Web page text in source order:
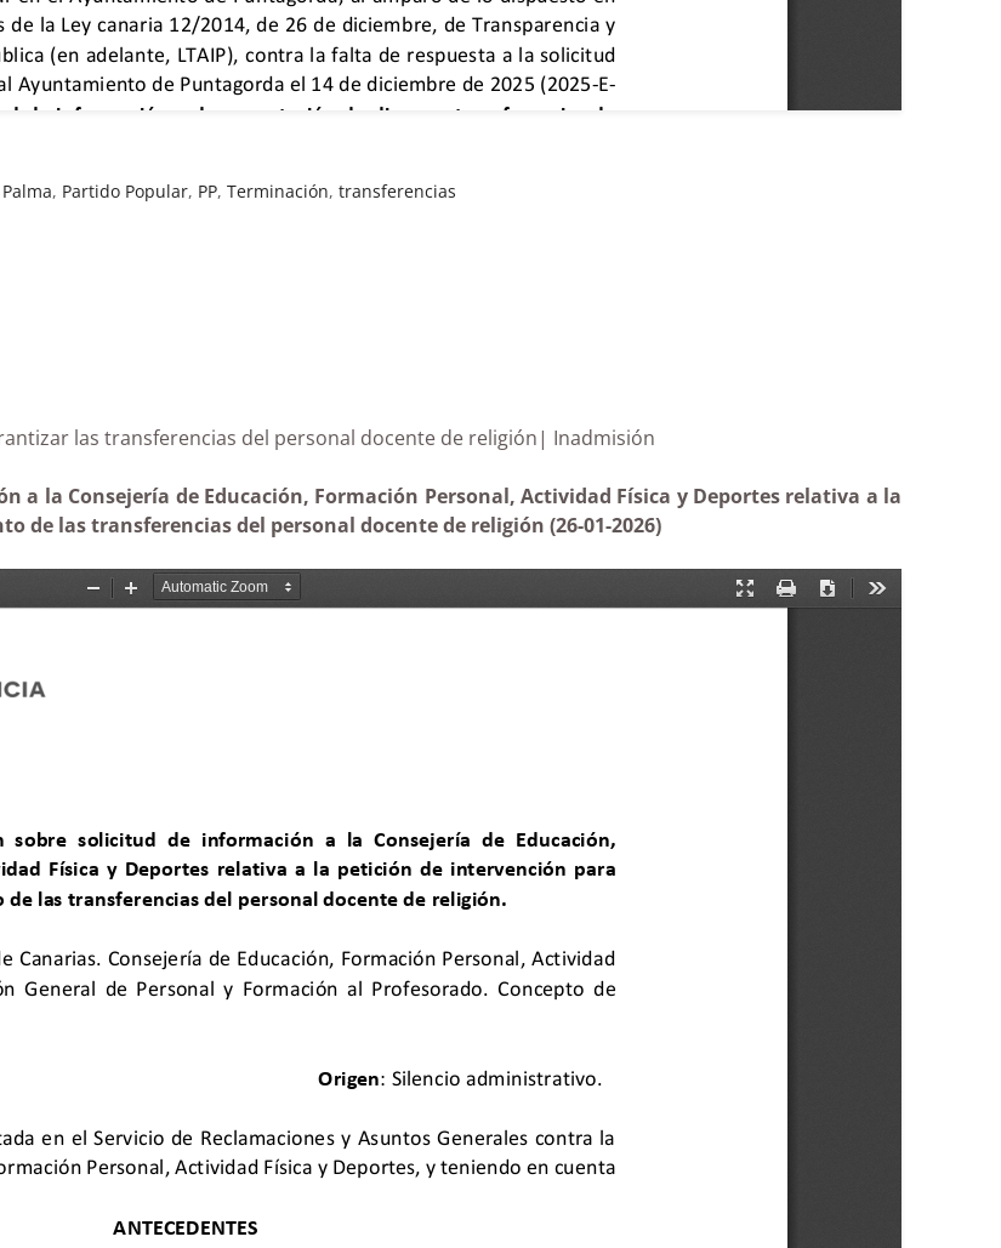
, Partido Popular, PP,Terminación,transferencias
las transferencias del personal docente de religión| Inadmisión
a la Consejería de Educación, Formación Personal, Actividad Física y Deportes relativa a la
las transferencias del personal docente de religión (26-01-2026)